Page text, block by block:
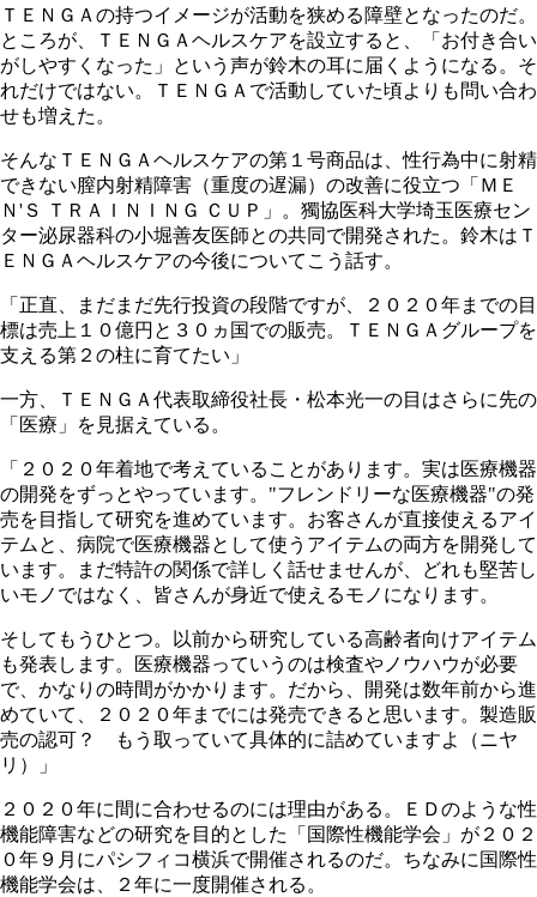
ＴＥＮＧＡの持つイメージが活動を狭める障壁となったのだ。
ところが、ＴＥＮＧＡヘルスケアを設立すると、「お付き合い
がしやすくなった」という声が鈴木の耳に届くようになる。そ
れだけではない。ＴＥＮＧＡで活動していた頃よりも問い合わ
せも増えた。
そんなＴＥＮＧＡヘルスケアの第１号商品は、性行為中に射精
できない膣内射精障害（重度の遅漏）の改善に役立つ「ＭＥ
Ｎ'Ｓ ＴＲＡＩＮＩＮＧ ＣＵＰ」。獨協医科大学埼玉医療セン
ター泌尿器科の小堀善友医師との共同で開発された。鈴木はＴ
ＥＮＧＡヘルスケアの今後についてこう話す。
「正直、まだまだ先行投資の段階ですが、２０２０年までの目
標は売上１０億円と３０ヵ国での販売。ＴＥＮＧＡグループを
支える第２の柱に育てたい」
一方、ＴＥＮＧＡ代表取締役社長・松本光一の目はさらに先の
「医療」を見据えている。
「２０２０年着地で考えていることがあります。実は医療機器
の開発をずっとやっています。"フレンドリーな医療機器"の発
売を目指して研究を進めています。お客さんが直接使えるアイ
テムと、病院で医療機器として使うアイテムの両方を開発して
います。まだ特許の関係で詳しく話せませんが、どれも堅苦し
いモノではなく、皆さんが身近で使えるモノになります。
そしてもうひとつ。以前から研究している高齢者向けアイテム
も発表します。医療機器っていうのは検査やノウハウが必要
で、かなりの時間がかかります。だから、開発は数年前から進
めていて、２０２０年までには発売できると思います。製造販
売の認可？ もう取っていて具体的に詰めていますよ（ニヤ
リ）」
２０２０年に間に合わせるのには理由がある。ＥＤのような性
機能障害などの研究を目的とした「国際性機能学会」が２０２
０年９月にパシフィコ横浜で開催されるのだ。ちなみに国際性
機能学会は、２年に一度開催される。